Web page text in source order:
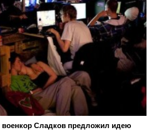
Сладков предложил идею